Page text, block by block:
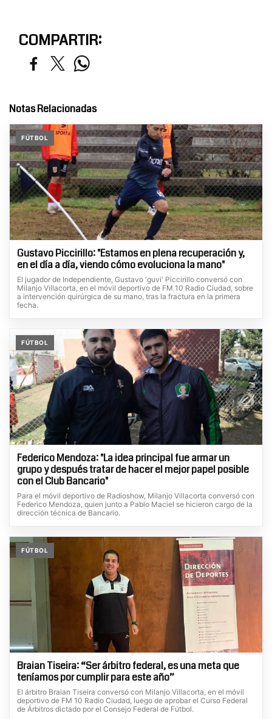
COMPARTIR:
Notas Relacionadas
FÚTBOL
Gustavo Piccirillo: "Estamos en plena recuperación y,
en el día a día, viendo cómo evoluciona la mano"
El jugador de Independiente, Gustavo 'guvi' Piccirillo conversó con
Milanjo Villacorta, en el móvil deportivo de FM 10 Radio Ciudad, sobre
a intervención quirúrgica de su mano, tras la fractura en la primera
fecha.
FÚTBOL
Federico Mendoza: "La idea principal fue armar un
grupo y después tratar de hacer el mejor papel posible
con el Club Bancario"
Para el móvil deportivo de Radioshow, Milanjo Villacorta conversó con
Federico Mendoza, quien junto a Pablo Maciel se hicieron cargo de la
dirección técnica de Bancario.
FÚTBOL
Braian Tiseira: “Ser árbitro federal, es una meta que
teníamos por cumplir para este año”
El árbitro Braian Tiseira conversó con Milanjo Villacorta, en el móvil
deportivo de FM 10 Radio Ciudad, luego de aprobar el Curso Federal
de Árbitros dictado por el Consejo Federal de Fútbol.